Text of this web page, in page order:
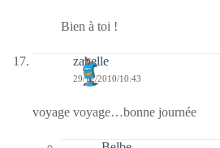
Bien à toi !
zabelle
29/12/2010/10:43
voyage voyage…bonne journée